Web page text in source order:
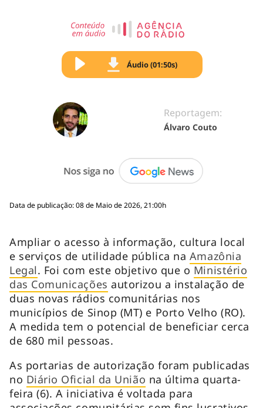
Áudio (01:50s)
Reportagem:
Álvaro Couto
Data de publicação: 08 de Maio de 2026, 21:00h
Ampliar o acesso à informação, cultura local
e serviços de utilidade pública na Amazônia
Legal. Foi com este objetivo que o Ministério
das Comunicações autorizou a instalação de
duas novas rádios comunitárias nos
municípios de Sinop (MT) e Porto Velho (RO).
A medida tem o potencial de beneficiar cerca
de 680 mil pessoas.
As portarias de autorização foram publicadas
no Diário Oficial da União na última quarta-
feira (6). A iniciativa é voltada para